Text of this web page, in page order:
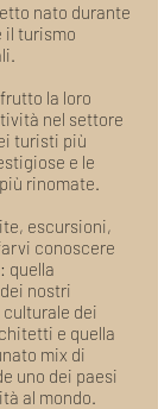
nato durante
il turismo
la loro
nel settore
turisti più
e le
rinomate.
escursioni,
conoscere
quella
nostri
dei
e quella
mix di
uno dei paesi
al mondo.